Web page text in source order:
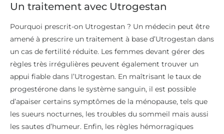
Un traitement avec Utrogestan
Pourquoi prescrit-on Utrogestan ? Un médecin peut être
amené à prescrire un traitement à base d’Utrogestan dans
un cas de fertilité réduite. Les femmes devant gérer des
règles très irrégulières peuvent également trouver un
appui fiable dans l’Utrogestan. En maîtrisant le taux de
progestérone dans le système sanguin, il est possible
d’apaiser certains symptômes de la ménopause, tels que
les sueurs nocturnes, les troubles du sommeil mais aussi
les sautes d’humeur. Enfin, les règles hémorragiques